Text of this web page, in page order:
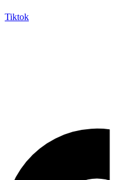
Tiktok